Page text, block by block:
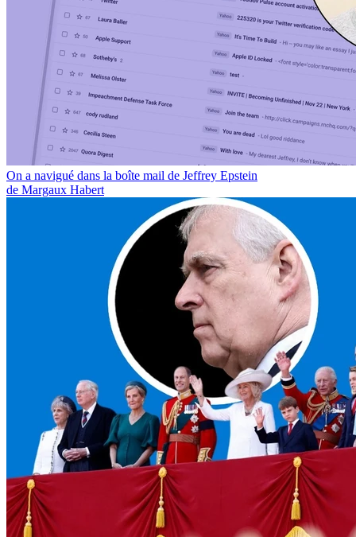
On a navigué dans la boîte mail de Jeffrey Epstein
de Margaux Habert